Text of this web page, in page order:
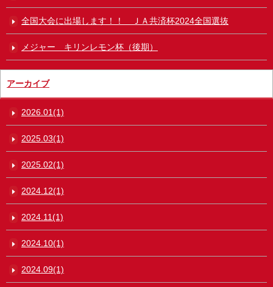
全国大会に出場します！！ ＪＡ共済杯2024全国選抜
メジャー キリンレモン杯（後期）
アーカイブ
2026.01(1)
2025.03(1)
2025.02(1)
2024.12(1)
2024.11(1)
2024.10(1)
2024.09(1)